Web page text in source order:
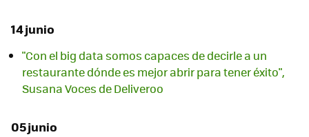
14 junio
"Con el big data somos capaces de decirle a un
restaurante dónde es mejor abrir para tener éxito",
Susana Voces de Deliveroo
05 junio